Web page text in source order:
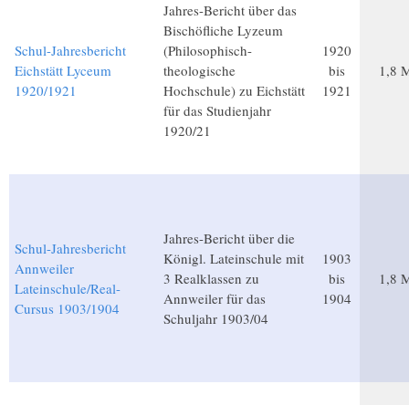
Schul-Jahresbericht
Eichstätt Lyceum
1920/1921
Jahres-Bericht über das
Bischöfliche Lyzeum
(Philosophisch-
theologische
Hochschule) zu Eichstätt
für das Studienjahr
1920/21
1920
bis
1921
1,8
Schul-Jahresbericht
Annweiler
Lateinschule/Real-
Cursus 1903/1904
Jahres-Bericht über die
Königl. Lateinschule mit
3 Realklassen zu
Annweiler für das
Schuljahr 1903/04
1903
bis
1904
1,8